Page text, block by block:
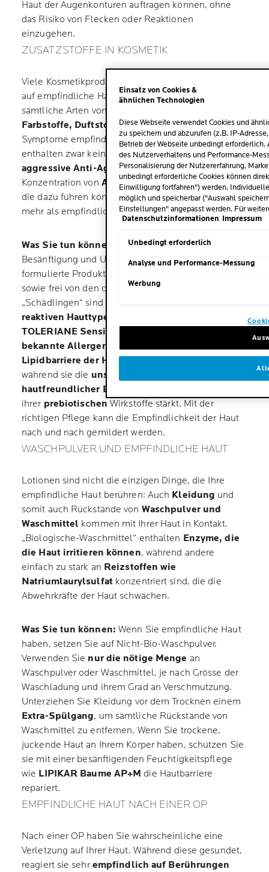
Haut der Augenkonturen auftragen können, ohne
das Risiko von Flecken oder Reaktionen
einzugehen.
ZUSATZSTOFFE IN KOSMETIK
Viele Kosmetikprodukte werden nicht mit Bedacht
auf empfindliche Haut entwickelt und enthalten
sämtliche Arten von potentiellen „Schädlingen“ –
Farbstoffe, Duftstoffe, Alkohol, Lanolin… – die
Symptome empfindlicher Haut. Bestimmte Produkte
enthalten zwar keine Zusatzstoffe, aber sehr
aggressive Anti-Aging-Wirkstoffewie die extreme
Konzentration von A lpha-Hydroxy-Säuren(AHAs),
die dazu führen können, dass die Haut sich etwas
mehr als empfindlich anfühlt.
Was Sie tun können:
Machen Sie speziell für die
Besänftigung und Unterstützung empfindlicher Haut
formulierte Produkte ausfindig, die
sowie frei von den oben erwähnten Haupt-
„Schädlingen“ sind und an
reaktiven Hauttypen getestet wurden
TOLERIANE Sensitive enthält keinerlei
bekannte Allergene oder Reizstoffe
Lipidbarriere der Hautoberfläche wieder her
während sie die unsichtbare Barriere
hautfreundlicher Bakterien (Mikrobiom)
ihrer prebiotischen Wirkstoffe stärkt. Mit der
richtigen Pflege kann die Empfindlichkeit der Haut
nach und nach gemildert werden.
WASCHPULVER UND EMPFINDLICHE HAUT
Lotionen sind nicht die einzigen Dinge, die Ihre
empfindliche Haut berühren: Auch Kleidung und
somit auch Rückstände von Waschpulver und
Waschmittel kommen mit Ihrer Haut in Kontakt.
„Biologische-Waschmittel“ enthalten Enzyme, die
die Haut irritieren können, während andere
einfach zu stark an Reizstoffen wie
Natriumlaurylsulfat konzentriert sind, die die
Abwehrkräfte der Haut schwächen.
Was Sie tun können: Wenn Sie empfindliche Haut
haben, setzen Sie auf Nicht-Bio-Waschpulver.
Verwenden Sie nur die nötige Menge an
Waschpulver oder Waschmittel, je nach Grösse der
Waschladung und ihrem Grad an Verschmutzung.
Unterziehen Sie Kleidung vor dem Trocknen einem
Extra-Spülgang, um sämtliche Rückstände von
Waschmittel zu entfernen. Wenn Sie trockene,
juckende Haut an Ihrem Körper haben, schützen Sie
sie mit einer besänftigenden Feuchtigkeitspflege
wie LIPIKAR Baume AP+M die Hautbarriere
repariert.
EMPFINDLICHE HAUT NACH EINER OP
Nach einer OP haben Sie wahrscheinliche eine
Verletzung auf Ihrer Haut. Während diese gesundet,
reagiert sie sehrempfindlich auf Berührungen
Einsatz von Cookies &
ähnlichen Technologien
Diese Webseite verwendet Cookies und
zu speichern und abzurufen (z.B. IP-
Betrieb der Webseite unbedingt
des Nutzerverhaltens und Performance-
Personalisierung der Nutzererfahrung,
unbedingt erforderliche Cookies können
Einwilligung fortfahren") werden.
möglich und speicherbar ("Auswahl
Einstellungen" angepasst werden. Für
Datenschutzinformationen Impressum
Unbedingt erforderlich
Analyse und Performance-Messung
Werbung